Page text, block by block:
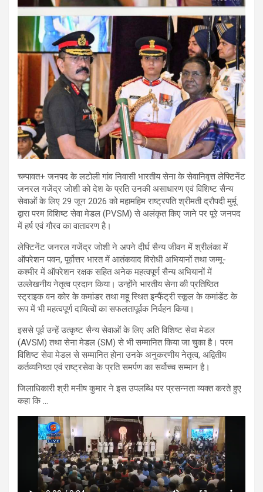
चम्पावत+ जनपद के लटोली गांव निवासी भारतीय सेना के सेवानिवृत्त लेफ्टिनेंट
जनरल गजेंद्र जोशी को देश के प्रति उनकी असाधारण एवं विशिष्ट सैन्य
सेवाओं के लिए 29 जून 2026 को महामहिम राष्ट्रपति श्रीमती द्रौपदी मुर्मू
द्वारा परम विशिष्ट सेवा मेडल (PVSM) से अलंकृत किए जाने पर पूरे जनपद
में हर्ष एवं गौरव का वातावरण है।
लेफ्टिनेंट जनरल गजेंद्र जोशी ने अपने दीर्घ सैन्य जीवन में श्रीलंका में
ऑपरेशन पवन, पूर्वोत्तर भारत में आतंकवाद विरोधी अभियानों तथा जम्मू-
कश्मीर में ऑपरेशन रक्षक सहित अनेक महत्वपूर्ण सैन्य अभियानों में
उल्लेखनीय नेतृत्व प्रदान किया। उन्होंने भारतीय सेना की प्रतिष्ठित
स्ट्राइक वन कोर के कमांडर तथा महू स्थित इन्फैंट्री स्कूल के कमांडेंट के
रूप में भी महत्वपूर्ण दायित्वों का सफलतापूर्वक निर्वहन किया।
इससे पूर्व उन्हें उत्कृष्ट सैन्य सेवाओं के लिए अति विशिष्ट सेवा मेडल
(AVSM) तथा सेना मेडल (SM) से भी सम्मानित किया जा चुका है। परम
विशिष्ट सेवा मेडल से सम्मानित होना उनके अनुकरणीय नेतृत्व, अद्वितीय
कर्तव्यनिष्ठा एवं राष्ट्रसेवा के प्रति समर्पण का सर्वोच्च सम्मान है।
जिलाधिकारी श्री मनीष कुमार ने इस उपलब्धि पर प्रसन्नता व्यक्त करते हुए
कहा कि …